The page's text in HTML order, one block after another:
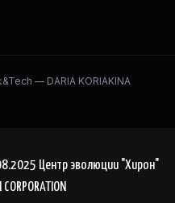
— DARIA KORIAKINA
Центр эволюции "Хирон"